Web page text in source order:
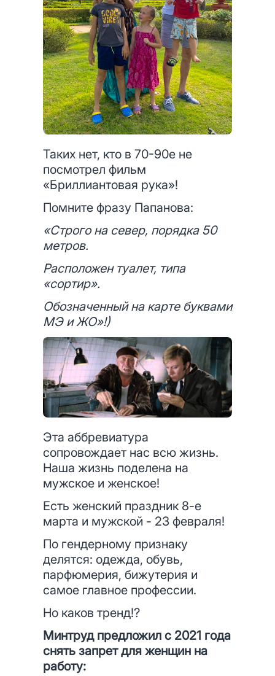
Таких нет, кто в 70-90е не
посмотрел фильм
«Бриллиантовая рука»!
Помните фразу Папанова:
«Строго на север, порядка 50
метров.
Расположен туалет, типа
«сортир».
Обозначенный на карте буквами
МЭ и ЖО»!)
Эта аббревиатура
сопровождает нас всю жизнь.
Наша жизнь поделена на
мужское и женское!
Есть женский праздник 8-е
марта и мужской - 23 февраля!
По гендерному признаку
делятся: одежда, обувь,
парфюмерия, бижутерия и
самое главное профессии.
Но каков тренд!?
Минтруд предложил с 2021 года
снять запрет для женщин на
работу: